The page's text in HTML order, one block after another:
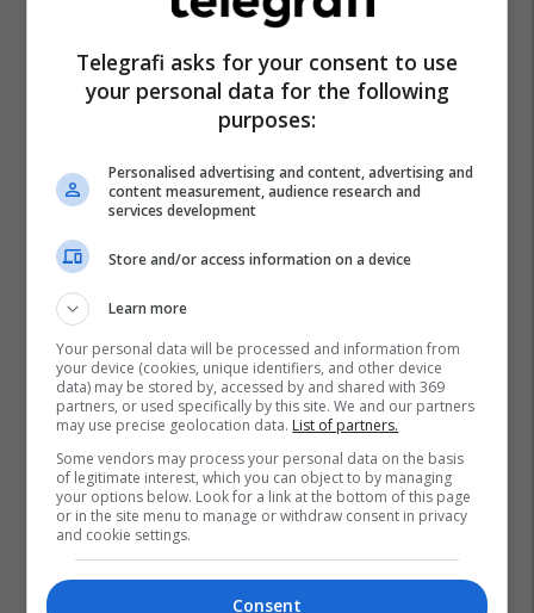
Telegrafi asks for your consent to use
your personal data for the following
purposes:
Personalised advertising and content, advertising and
content measurement, audience research and
services development
Store and/or access information on a device
Learn more
Your personal data will be processed and information from
your device (cookies, unique identifiers, and other device
data) may be stored by, accessed by and shared with 369
partners, or used specifically by this site. We and our partners
may use precise geolocation data. List of partners.
Some vendors may process your personal data on the basis
of legitimate interest, which you can object to by managing
your options below. Look for a link at the bottom of this page
or in the site menu to manage or withdraw consent in privacy
and cookie settings.
Consent